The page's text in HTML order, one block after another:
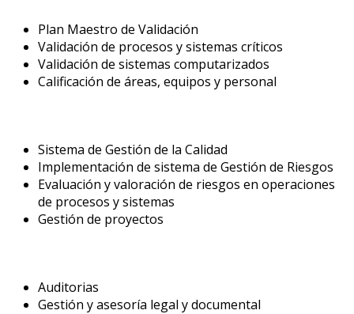
Plan Maestro de Validación
Validación de procesos y sistemas críticos
Validación de sistemas computarizados
Calificación de áreas, equipos y personal
Sistema de Gestión de la Calidad
Implementación de sistema de Gestión de Riesgos
Evaluación y valoración de riesgos en operaciones
de procesos y sistemas
Gestión de proyectos
Auditorias
Gestión y asesoría legal y documental